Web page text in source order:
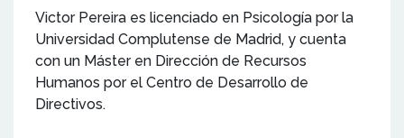
Victor Pereira es licenciado en Psicología por la
Universidad Complutense de Madrid, y cuenta
con un Máster en Dirección de Recursos
Humanos por el Centro de Desarrollo de
Directivos.